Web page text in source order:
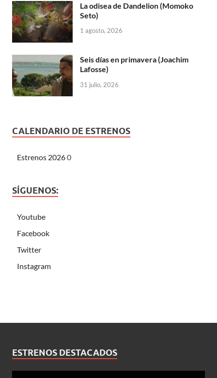
La odisea de Dandelion (Momoko
Seto)
1 agosto, 2026
Seis días en primavera (Joachim
Lafosse)
31 julio, 2026
CALENDARIO DE ESTRENOS
Estrenos 20260
SÍGUENOS:
Youtube
Facebook
Twitter
Instagram
ESTRENOS DESTACADOS